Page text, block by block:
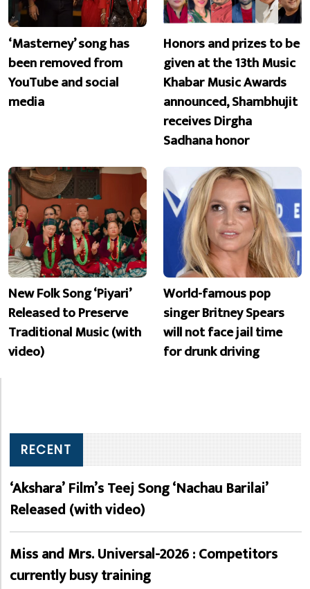
‘Masterney’ song has
been removed from
YouTube and social
media
Honors and prizes to be
given at the 13th Music
Khabar Music Awards
announced, Shambhujit
receives Dirgha
Sadhana honor
New Folk Song ‘Piyari’
Released to Preserve
Traditional Music (with
video)
World-famous pop
singer Britney Spears
will not face jail time
for drunk driving
RECENT
‘Akshara’ Film’s Teej Song ‘Nachau Barilai’
Released (with video)
Miss and Mrs. Universal-2026 : Competitors
currently busy training